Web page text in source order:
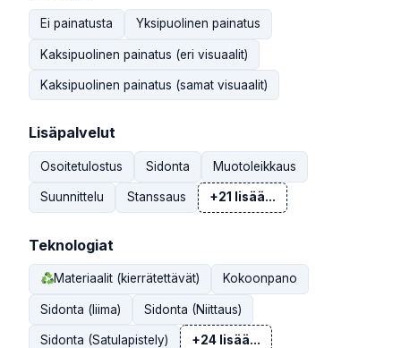
Ei painatusta Yksipuolinen painatus
Kaksipuolinen painatus (eri visuaalit)
Kaksipuolinen painatus (samat visuaalit)
Lisäpalvelut
Osoitetulostus Sidonta Muotoleikkaus
Suunnittelu Stanssaus +21 lisää...
Teknologiat
Materiaalit (kierrätettävät) Kokoonpano
Sidonta (liima) Sidonta (Niittaus)
Sidonta (Satulapistely) +24 lisää...